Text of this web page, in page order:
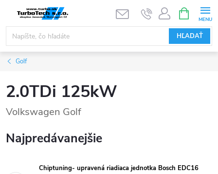
obsah
HĽADAŤ
KOŠÍK
Golf
2.0TDi 125kW
Volkswagen Golf
Najpredávanejšie
Chiptuning- upravená riadiaca jednotka Bosch EDC16